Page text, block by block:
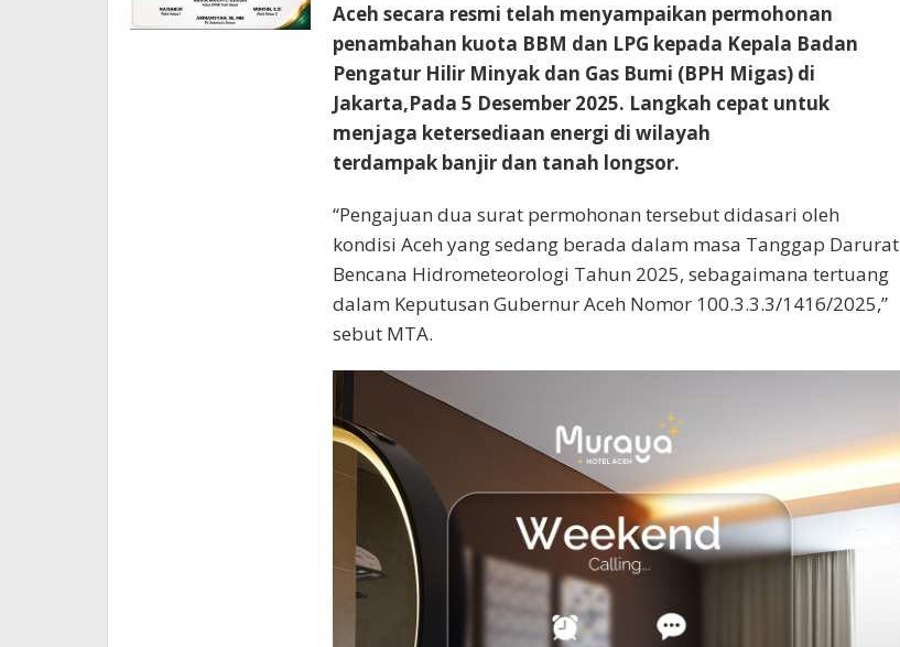
Aceh secara resmi telah menyampaikan permohonan
penambahan kuota BBM dan LPG kepada Kepala Badan
Pengatur Hilir Minyak dan Gas Bumi (BPH Migas) di
Jakarta,Pada 5 Desember 2025. Langkah cepat untuk
menjaga ketersediaan energi di wilayah
terdampak banjir dan tanah longsor.
“Pengajuan dua surat permohonan tersebut didasari oleh
kondisi Aceh yang sedang berada dalam masa Tanggap Darurat
Bencana Hidrometeorologi Tahun 2025, sebagaimana tertuang
dalam Keputusan Gubernur Aceh Nomor 100.3.3.3/1416/2025,”
sebut MTA.